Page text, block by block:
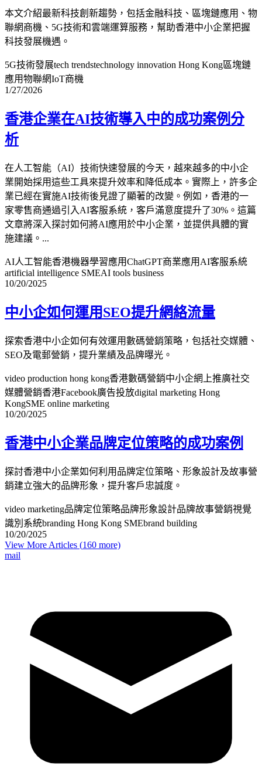
本文介紹最新科技創新趨勢，包括金融科技、區塊鏈應用、物
聯網商機、5G技術和雲端運算服務，幫助香港中小企業把握
科技發展機遇。
5G技術發展tech trendstechnology innovation Hong Kong區塊鏈
應用物聯網IoT商機
1/27/2026
香港企業在AI技術導入中的成功案例分
析
在人工智能（AI）技術快速發展的今天，越來越多的中小企
業開始採用這些工具來提升效率和降低成本。實際上，許多企
業已經在實施AI技術後見證了顯著的改變。例如，香港的一
家零售商通過引入AI客服系統，客戶滿意度提升了30%。這篇
文章將深入探討如何將AI應用於中小企業，並提供具體的實
施建議。...
AI人工智能香港機器學習應用ChatGPT商業應用 AI客服系統
artificial intelligence SMEAI tools business
10/20/2025
中小企如何運用SEO提升網絡流量
探索香港中小企如何有效運用數碼營銷策略，包括社交媒體、
SEO及電郵營銷，提升業績及品牌曝光。
video production hong kong香港數碼營銷中小企網上推廣社交
媒體營銷香港Facebook廣告投放digital marketing Hong
KongSME online marketing
10/20/2025
香港中小企業品牌定位策略的成功案例
探討香港中小企業如何利用品牌定位策略、形象設計及故事營
銷建立強大的品牌形象，提升客戶忠誠度。
video marketing品牌定位策略品牌形象設計品牌故事營銷視覺
識別系統branding Hong Kong SMEbrand building
10/20/2025
View More Articles (160 more)
mail